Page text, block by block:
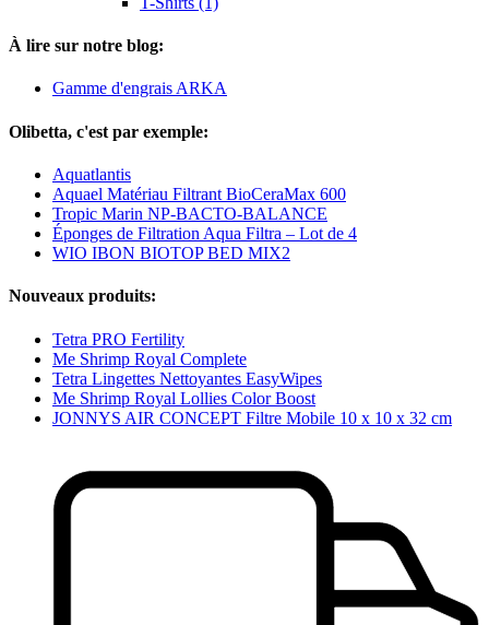
À lire sur notre blog:
Gamme d'engrais ARKA
Olibetta, c'est par exemple:
Aquatlantis
Aquael Matériau Filtrant BioCeraMax 600
Tropic Marin NP-BACTO-BALANCE
Éponges de Filtration Aqua Filtra – Lot de 4
WIO IBON BIOTOP BED MIX2
Nouveaux produits:
Tetra PRO Fertility
Me Shrimp Royal Complete
Tetra Lingettes Nettoyantes EasyWipes
Me Shrimp Royal Lollies Color Boost
JONNYS AIR CONCEPT Filtre Mobile 10 x 10 x 32 cm